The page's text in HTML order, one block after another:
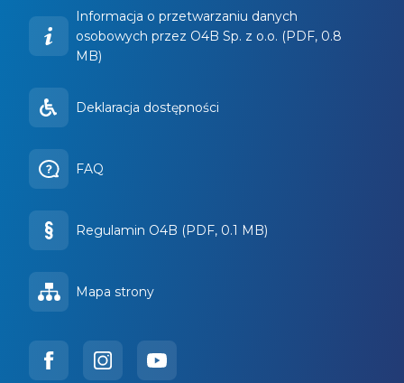
Informacja o przetwarzaniu danych
osobowych przez O4B Sp. z o.o. (PDF, 0.8
MB)
Deklaracja dostępności
FAQ
Regulamin O4B (PDF, 0.1 MB)
Mapa strony